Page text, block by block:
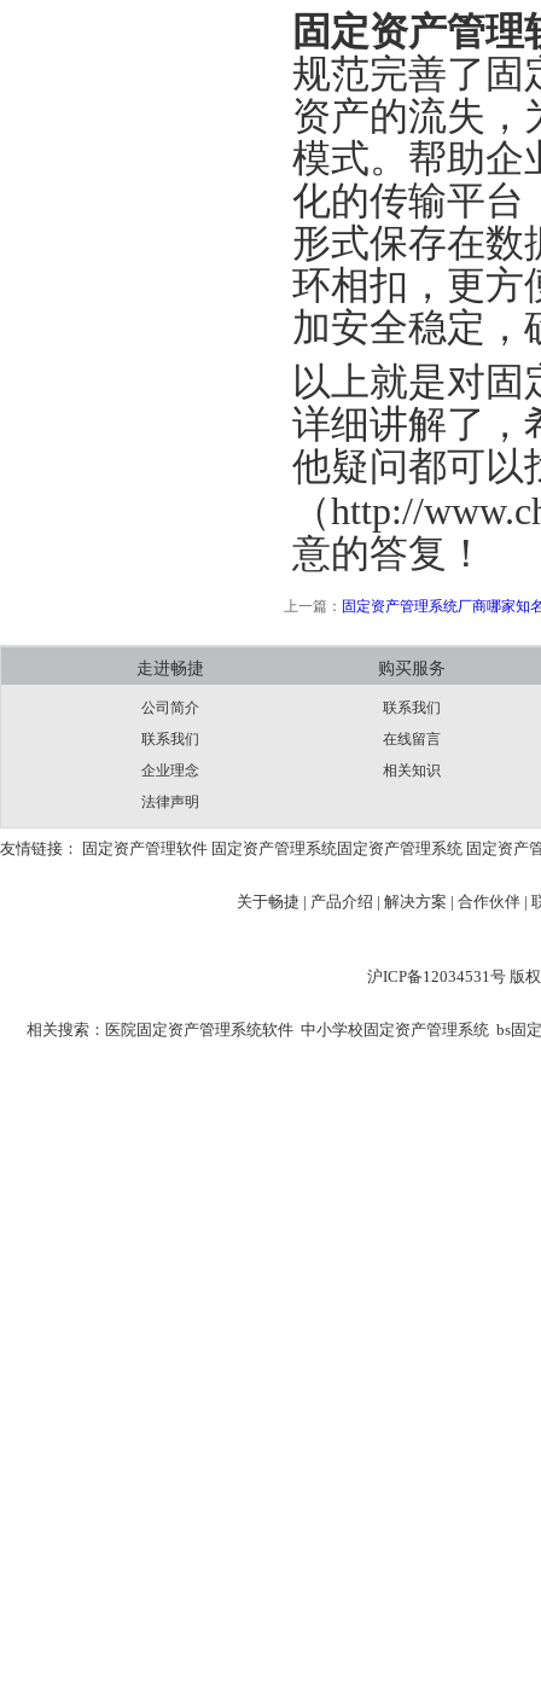
固定资产管理
规范完善了固
资产的流失，
模式。 帮助企
化的传输平台
形式保存在数
环相扣，更方
加安全稳定，
以上就是对固
详细讲解了，
他疑问都可以
（http://
意的答复！
上一篇： 固定资产管理系统厂商哪家知
走进畅捷
公司简介
联系我们
企业理念
法律声明
购买服务
联系我们
在线留言
相关知识
友情链接： 固定资产管理软件 固定资产管理系统固定资产管理系统 固定资产
关于畅捷 | 产品介绍 | 解决方案 | 合作伙伴 |
沪ICP备12034531号 版
相关搜索： 医院固定资产管理系统软件 中小学校固定资产管理系统 bs固